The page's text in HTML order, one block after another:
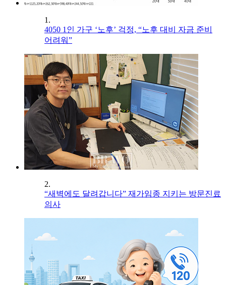
1.
4050 1인 가구 ‘노후’ 걱정, “노후 대비 자금 준비
어려워”
2.
“새벽에도 달려갑니다” 재가임종 지키는 방문진료
의사